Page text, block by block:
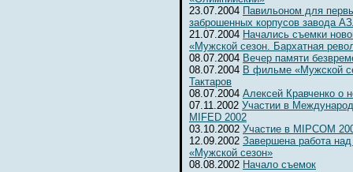
23.07.2004 Павильоном для
заброшенных корпусов завода
21.07.2004 Начались съемки
«Мужской сезон. Бархатная
08.07.2004 Вечер памяти
08.07.2004 В фильме «Мужской
Тактаров
08.07.2004 Алексей Кравченко о
07.11.2002 Участии в
MIFED 2002
03.10.2002 Участие в MIPCOM
12.09.2002 Завершена работа
«Мужской сезон»
08.08.2002 Начало съемок